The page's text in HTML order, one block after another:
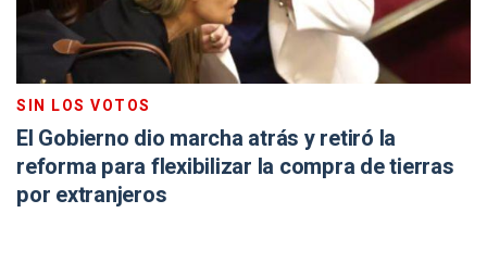
SIN LOS VOTOS
El Gobierno dio marcha atrás y retiró la
reforma para flexibilizar la compra de tierras
por extranjeros